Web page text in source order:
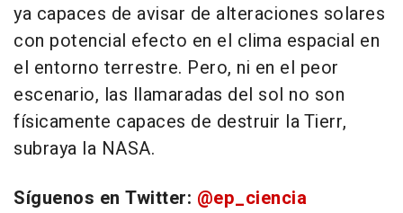
ya capaces de avisar de alteraciones solares
con potencial efecto en el clima espacial en
el entorno terrestre. Pero, ni en el peor
escenario, las llamaradas del sol no son
físicamente capaces de destruir la Tierr,
subraya la NASA.
Síguenos en Twitter: @ep_ciencia